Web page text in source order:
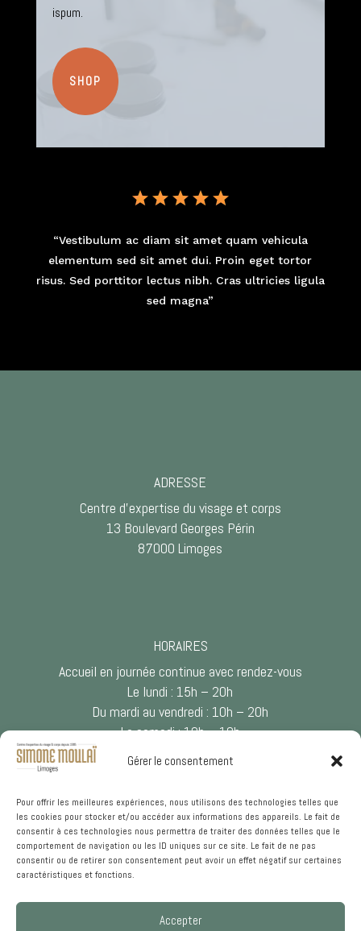
Gérer le consentement
Pour offrir les meilleures expériences, nous utilisons des technologies telles que
les cookies pour stocker et/ou accéder aux informations des appareils. Le fait de
consentir à ces technologies nous permettra de traiter des données telles que le
comportement de navigation ou les ID uniques sur ce site. Le fait de ne pas
consentir ou de retirer son consentement peut avoir un effet négatif sur certaines
caractéristiques et fonctions.
Accepter
ispum.
SHOP
“Vestibulum ac diam sit amet quam vehicula
elementum sed sit amet dui. Proin eget tortor
risus. Sed porttitor lectus nibh. Cras ultricies ligula
sed magna”
ADRESSE
Centre d’expertise du visage et corps
13 Boulevard Georges Périn
87000 Limoges
HORAIRES
Accueil en journée continue avec rendez-vous
Le lundi : 15h – 20h
Du mardi au vendredi : 10h – 20h
Le samedi : 10h – 18h
NOUS CONTACTER
05 55 33 34 21